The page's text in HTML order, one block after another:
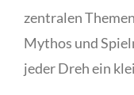
zentralen
Mythos und
jeder Dreh ein